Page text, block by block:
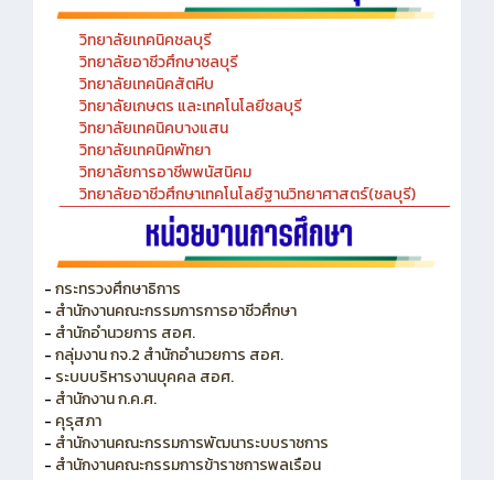
วิทยาลัยเทคนิคชลบุรี
วิทยาลัยอาชีวศึกษาชลบุรี
วิทยาลัยเทคนิคสัตหีบ
วิทยาลัยเกษตร และเทคโนโลยีชลบุรี
วิทยาลัยเทคนิคบางแสน
วิทยาลัยเทคนิคพัทยา
วิทยาลัยการอาชีพพนัสนิคม
วิทยาลัยอาชีวศึกษาเทคโนโลยีฐานวิทยาศาสตร์(ชลบุรี)
-กระทรวงศึกษาธิการ
- สำนักงานคณะกรรมการการอาชีวศึกษา
- สำนักอำนวยการ สอศ.
-กลุ่มงาน กจ.2 สำนักอำนวยการ สอศ.
- ระบบบริหารงานบุคคล สอศ.
- สำนักงาน ก.ค.ศ.
- คุรุสภา
- สำนักงานคณะกรรมการพัฒนาระบบราชการ
- สำนักงานคณะกรรมการข้าราชการพลเรือน